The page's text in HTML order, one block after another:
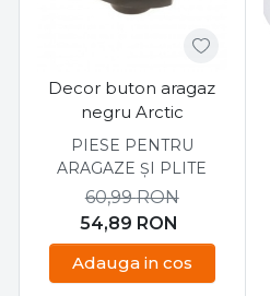
Decor buton aragaz
negru Arctic
PIESE PENTRU
ARAGAZE ȘI PLITE
54,89 RON
60,99RON
Adauga in cos